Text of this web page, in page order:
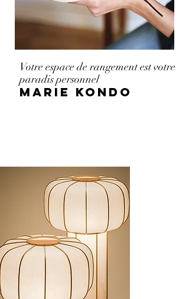
Votre espace de rangement est votre
paradis personnel
Marie Kondo